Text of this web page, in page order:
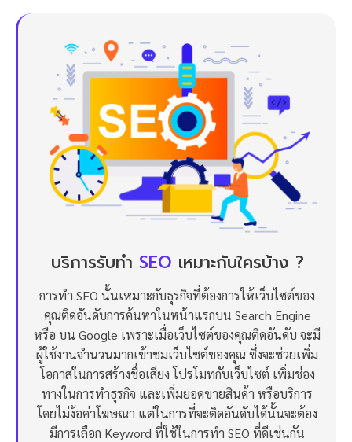
บริการรับทำ SEO เหมาะกับใครบ้าง ?
การทำ SEO นั้นเหมาะกับธุรกิจที่ต้องการให้เว็บไซต์ของ
คุณติดอันดับการค้นหาในหน้าแรกบน Search Engine
หรือ บน Google เพราะเมื่อเว็บไซต์ของคุณติดอันดับ จะมี
ผู้ใช้งานจำนวนมากเข้าชมเว็บไซต์ของคุณ ซึ่งจะช่วยเพิ่ม
โอกาสในการสร้างชื่อเสียง โปรโมทกับเว็บไซต์ เพิ่มช่อง
ทางในการทำธุรกิจ และเพิ่มยอดขายสินค้า หรือบริการ
โดยไม่ง้อค่าโฆษณา แต่ในการที่จะติดอันดับได้นั้นจะต้อง
มีการเลือก Keyword ที่ใช้ในการทำ SEO ที่ดีเช่นกัน